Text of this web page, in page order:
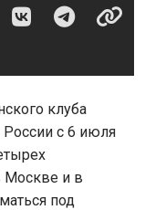
клуба
России с 6 июля
Москве и в
под